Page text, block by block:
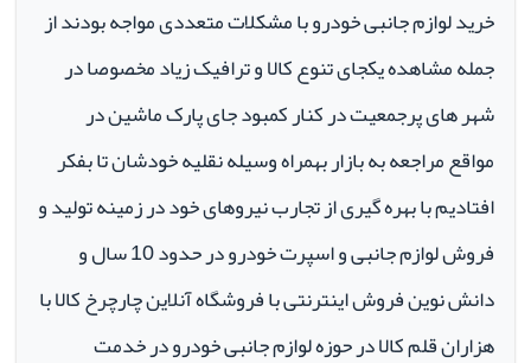
خرید لوازم جانبی خودرو با مشکلات متعددی مواجه بودند از
جمله مشاهده یکجای تنوع کالا و ترافیک زیاد مخصوصا در
شهر های پرجمعیت در کنار کمبود جای پارک ماشین در
مواقع مراجعه به بازار بهمراه وسیله نقلیه خودشان تا بفکر
افتادیم با بهره گیری از تجارب نیروهای خود در زمینه تولید و
فروش لوازم جانبی و اسپرت خودرو در حدود 10 سال و
دانش نوین فروش اینترنتی با فروشگاه آنلاین چارچرخ کالا با
هزاران قلم کالا در حوزه لوازم جانبی خودرو در خدمت